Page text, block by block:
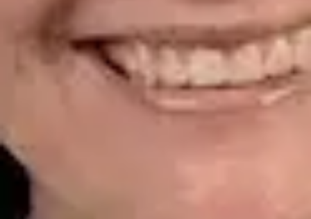
Reservar cita Ver perfil
Dr. Alfredo del Valle Moreno Montañez — Dermatologist,
Global Health Spain Dr. Alfredo del Valle Moreno Montañez —
Dermatologist at Global Health Spain. Book an online video
consultation.
ES